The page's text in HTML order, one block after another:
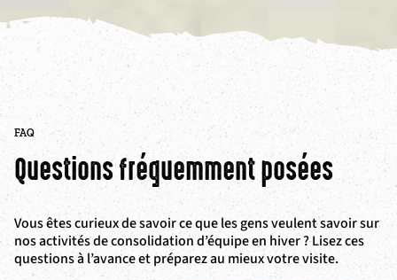
FAQ
Questions fréquemment posées
Vous êtes curieux de savoir ce que les gens veulent savoir sur
nos activités de consolidation d’équipe en hiver ? Lisez ces
questions à l’avance et préparez au mieux votre visite.